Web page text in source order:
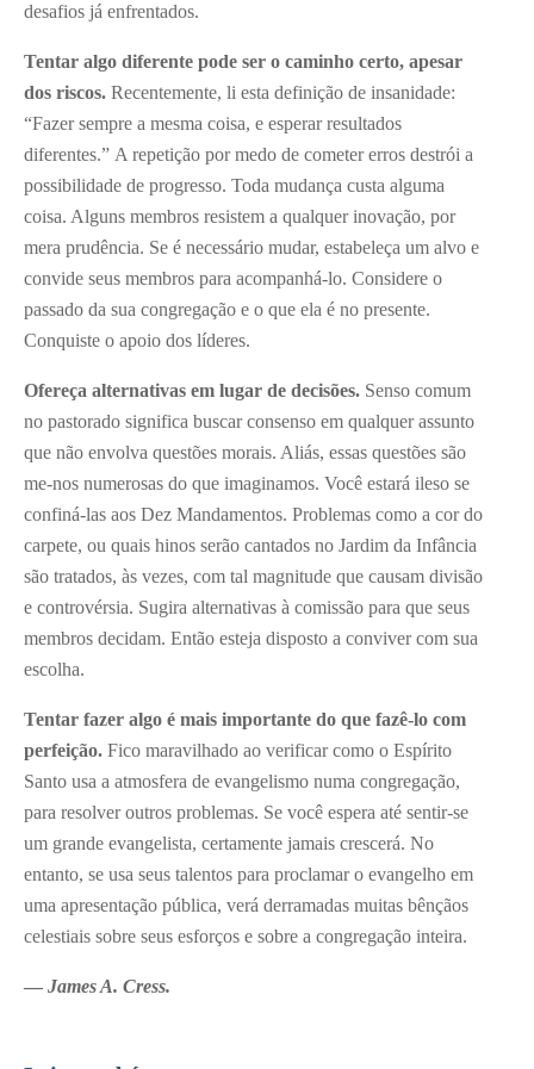
desafios já enfrentados.
Tentar algo diferente pode ser o caminho certo, apesar
dos riscos. Recentemente, li esta definição de insanidade:
“Fazer sempre a mesma coisa, e esperar resultados
diferentes.” A repetição por medo de cometer erros destrói a
possibilidade de progresso. Toda mudança custa alguma
coisa. Alguns membros resistem a qualquer inovação, por
mera prudência. Se é necessário mudar, estabeleça um alvo e
convide seus membros para acompanhá-lo. Considere o
passado da sua congregação e o que ela é no presente.
Conquiste o apoio dos líderes.
Ofereça alternativas em lugar de decisões. Senso comum
no pastorado significa buscar consenso em qualquer assunto
que não envolva questões morais. Aliás, essas questões são
me-nos numerosas do que imaginamos. Você estará ileso se
confiná-las aos Dez Mandamentos. Problemas como a cor do
carpete, ou quais hinos serão cantados no Jardim da Infância
são tratados, às vezes, com tal magnitude que causam divisão
e controvérsia. Sugira alternativas à comissão para que seus
membros decidam. Então esteja disposto a conviver com sua
escolha.
Tentar fazer algo é mais importante do que fazê-lo com
perfeição. Fico maravilhado ao verificar como o Espírito
Santo usa a atmosfera de evangelismo numa congregação,
para resolver outros problemas. Se você espera até sentir-se
um grande evangelista, certamente jamais crescerá. No
entanto, se usa seus talentos para proclamar o evangelho em
uma apresentação pública, verá derramadas muitas bênçãos
celestiais sobre seus esforços e sobre a congregação inteira.
— James A. Cress.